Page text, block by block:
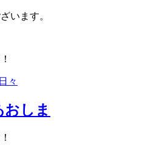
います。
々
しま